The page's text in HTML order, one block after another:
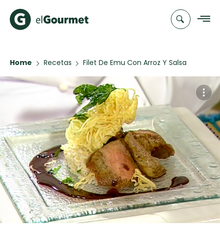
Recetas
Recetas
Populares
Hot Pancakes
Aguachile de
Camarón de
mi Papá
Categorias
Cupcakes y
Muffins
A Pura Dulzura
Chefs
Canal de
TV
Novedades
Club
elGourmet
Home Recetas
Filet De Emu Con Arroz Y Salsa